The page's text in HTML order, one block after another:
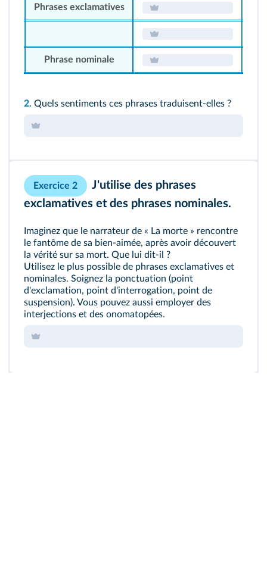
Phrases exclamatives
Phrase nominale
2. Quels sentiments ces phrases traduisent-elles ?
Exercice 2
J'utilise des phrases
exclamatives et des phrases nominales.
Imaginez que le narrateur de « La morte » rencontre
le fantôme de sa bien-aimée, après avoir découvert
la vérité sur sa mort. Que lui dit-il ?
Utilisez le plus possible de phrases exclamatives et
nominales. Soignez la ponctuation (point
d'exclamation, point d'interrogation, point de
suspension). Vous pouvez aussi employer des
interjections et des onomatopées.